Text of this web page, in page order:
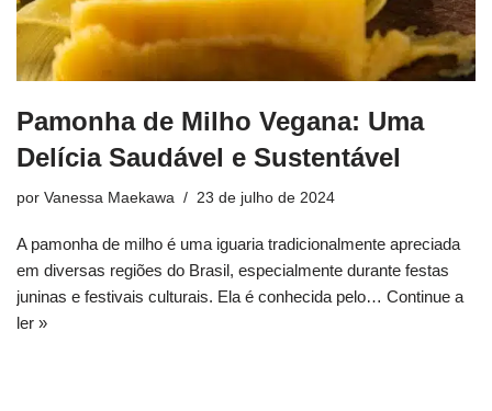
Pamonha de Milho Vegana: Uma
Delícia Saudável e Sustentável
por Vanessa Maekawa 23 de julho de 2024
A pamonha de milho é uma iguaria tradicionalmente apreciada
em diversas regiões do Brasil, especialmente durante festas
juninas e festivais culturais. Ela é conhecida pelo… Continue a
ler »